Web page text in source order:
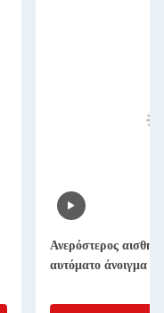
Ανερόστερος
αυτόματο άνοιγμα